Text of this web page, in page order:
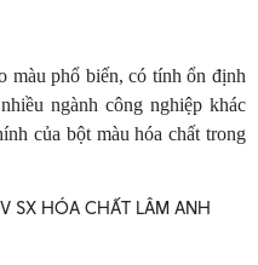
màu phổ biến, có tính ổn định
ngành công nghiệp khác
của bột màu hóa chất trong